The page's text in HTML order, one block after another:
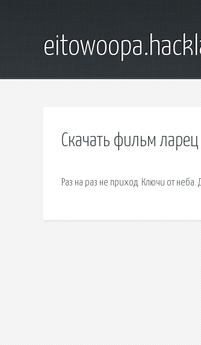
Скачать фильм
Раз на раз не приход. Ключи от